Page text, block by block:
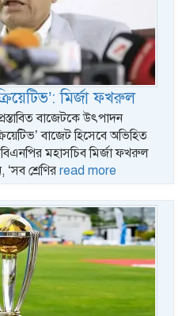
মির্জা ফখরুল
বাজেটকে উৎপাদন
বাজেট হিসেবে অভিহিত
বিএনপির মহাসচিব মির্জা ফখরুল
শ্রেণির read more